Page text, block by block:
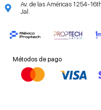
Av. de las Américas 1254-
Jal.
Métodos de pago